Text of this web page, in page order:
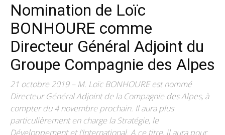
Nomination de Loïc
BONHOURE comme
Directeur Général Adjoint du
Groupe Compagnie des Alpes
21 octobre 2019 – M. Loïc BONHOURE est nommé
Directeur Général Adjoint de la Compagnie des Alpes, à
compter du 4 novembre prochain. Il aura plus
particulièrement en charge la Stratégie, le
Développement et l’International. A ce titre, il aura pour